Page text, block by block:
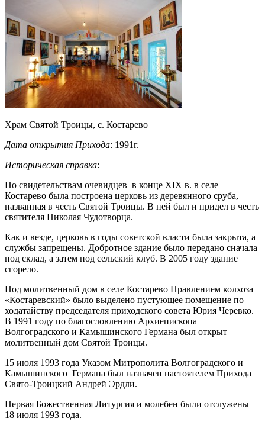
Храм Святой Троицы, с. Костарево
Дата открытия Прихода: 1991г.
Историческая справка:
По свидетельствам очевидцев в конце XIX в. в селе
Костарево была построена церковь из деревянного сруба,
названная в честь Святой Троицы. В ней был и придел в честь
святителя Николая Чудотворца.
Как и везде, церковь в годы советской власти была закрыта, а
службы запрещены. Добротное здание было передано сначала
под склад, а затем под сельский клуб. В 2005 году здание
сгорело.
Под молитвенный дом в селе Костарево Правлением колхоза
«Костаревский» было выделено пустующее помещение по
ходатайству председателя приходского совета Юрия Черевко.
В 1991 году по благословлению Архиепископа
Волгоградского и Камышинского Германа был открыт
молитвенный дом Святой Троицы.
15 июля 1993 года Указом Митрополита Волгоградского и
Камышинского Германа был назначен настоятелем Прихода
Свято-Троицкий Андрей Эрдли.
Первая Божественная Литургия и молебен были отслужены
18 июля 1993 года.